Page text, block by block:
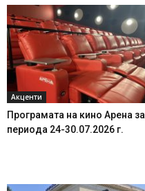
Акценти
Програмата на кино Арена за
периода 24-30.07.2026 г.